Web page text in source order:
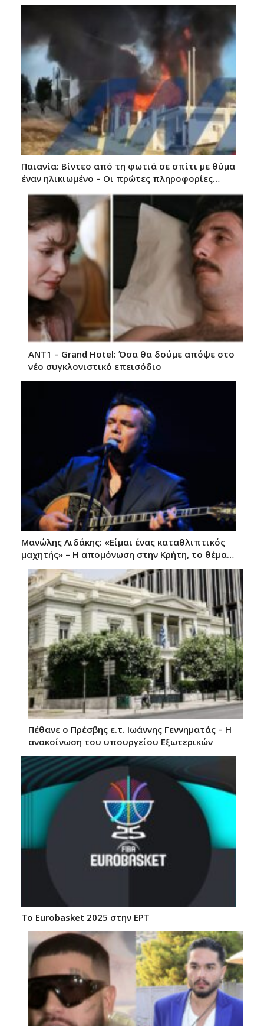
Παιανία: Βίντεο από τη φωτιά σε σπίτι με θύμα
έναν ηλικιωμένο – Οι πρώτες πληροφορίες…
ΑΝΤ1 – Grand Hotel: Όσα θα δούμε απόψε στο
νέο συγκλονιστικό επεισόδιο
Μανώλης Λιδάκης: «Είμαι ένας καταθλιπτικός
μαχητής» – Η απομόνωση στην Κρήτη, το θέμα…
Πέθανε ο Πρέσβης ε.τ. Ιωάννης Γεννηματάς – Η
ανακοίνωση του υπουργείου Εξωτερικών
Το Eurobasket 2025 στην ΕΡΤ